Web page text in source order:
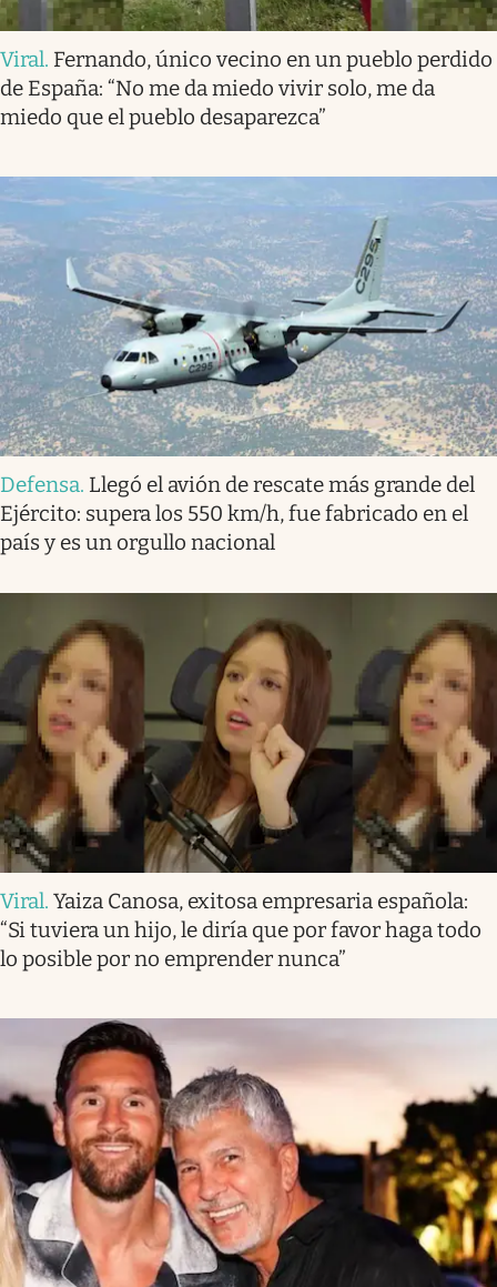
Viral. Fernando, único vecino en un pueblo perdido
de España: “No me da miedo vivir solo, me da
miedo que el pueblo desaparezca”
Defensa. Llegó el avión de rescate más grande del
Ejército: supera los 550 km/h, fue fabricado en el
país y es un orgullo nacional
Viral. Yaiza Canosa, exitosa empresaria española:
“Si tuviera un hijo, le diría que por favor haga todo
lo posible por no emprender nunca”